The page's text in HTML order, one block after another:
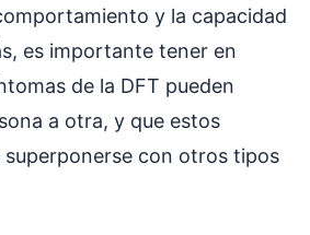
y la capacidad
es importante tener en
de la DFT pueden
a otra, y que estos
superponerse con otros tipos